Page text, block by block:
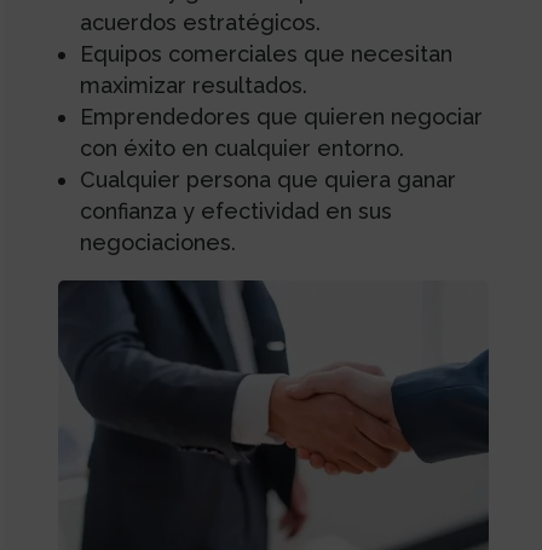
acuerdos estratégicos.
Equipos comerciales que necesitan
maximizar resultados.
Emprendedores que quieren negociar
con éxito en cualquier entorno.
Cualquier persona que quiera ganar
confianza y efectividad en sus
negociaciones.